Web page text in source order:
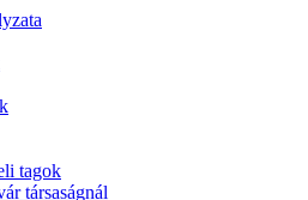
tagok
társaságnál